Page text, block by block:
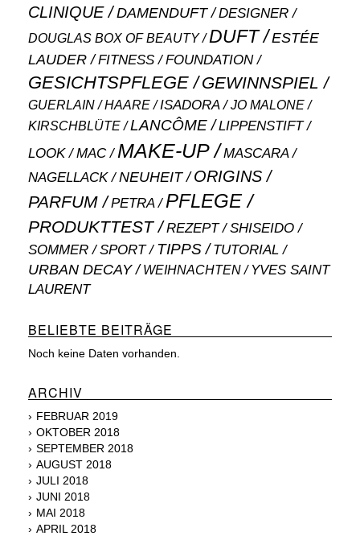
CLINIQUE DAMENDUFT DESIGNER
DOUGLAS BOX OF BEAUTY DUFT
ESTÉE
LAUDER
FITNESS FOUNDATION
GESICHTSPFLEGE GEWINNSPIEL
GUERLAIN HAARE ISADORA JO MALONE
KIRSCHBLÜTE LANCÔME LIPPENSTIFT
LOOK MAC MAKE-UP MASCARA
NAGELLACK NEUHEIT ORIGINS
PARFUM PETRA PFLEGE
PRODUKTTEST REZEPT SHISEIDO
SOMMER SPORT TIPPS TUTORIAL
URBAN DECAY WEIHNACHTEN
YVES SAINT
LAURENT
BELIEBTE BEITRÄGE
Noch keine Daten vorhanden.
ARCHIV
FEBRUAR 2019
OKTOBER 2018
SEPTEMBER 2018
AUGUST 2018
JULI 2018
JUNI 2018
MAI 2018
APRIL 2018